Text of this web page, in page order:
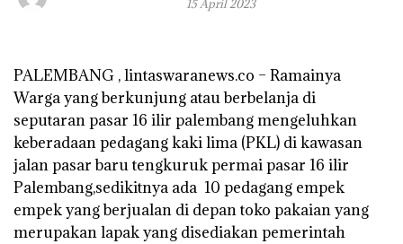
15 April 2023
PALEMBANG , lintaswaranews.co – Ramainya
Warga yang berkunjung atau berbelanja di
seputaran pasar 16 ilir palembang mengeluhkan
keberadaan pedagang kaki lima (PKL) di kawasan
jalan pasar baru tengkuruk permai pasar 16 ilir
Palembang,sedikitnya ada 10 pedagang empek
empek yang berjualan di depan toko pakaian yang
merupakan lapak yang disediakan pemerintah